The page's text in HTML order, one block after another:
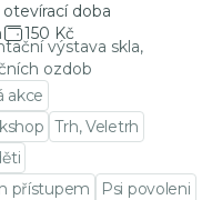
doba
150 Kč
výstava skla,
ozdob
akce
Trh, Veletrh
přístupem
Psi povoleni